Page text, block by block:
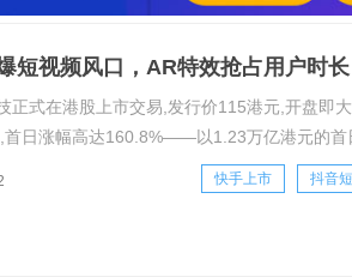
短视频风口，AR特效抢占用户时长
正式在港股上市交易,发行价115港元,开盘即
首日涨幅高达160.8%——以1.23万亿港元的首
大公司和第四大中概互联公司,仅次于腾讯、
程度在认筹阶段就可见一斑:超额认购1204倍,冻
快手上市 抖音